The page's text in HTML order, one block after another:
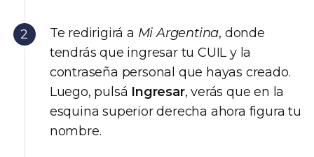
Te redirigirá a Mi Argentina, donde
tendrás que ingresar tu CUIL y la
contraseña personal que hayas creado.
Luego, pulsá Ingresar, verás que en la
esquina superior derecha ahora figura tu
nombre.